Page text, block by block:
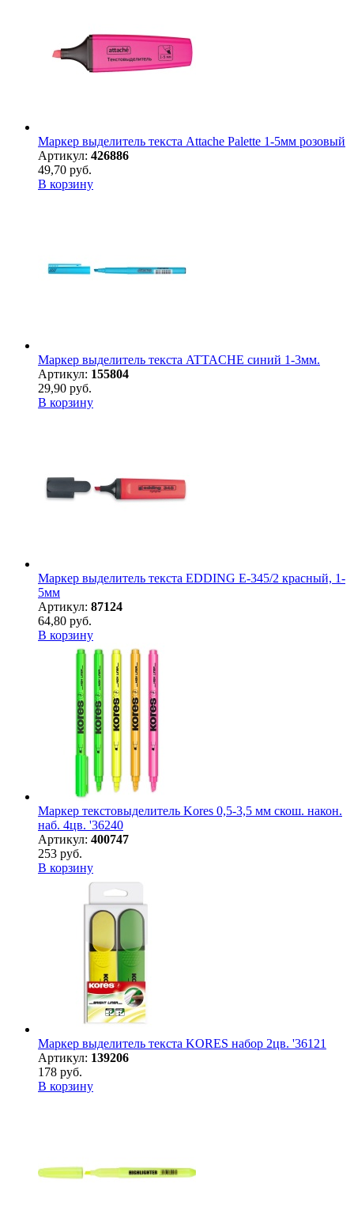
Маркер выделитель текста Attache Palette 1-5мм розовый
Артикул: 426886
49,70 руб.
В корзину
Маркер выделитель текста ATTACHE синий 1-3мм.
Артикул: 155804
29,90 руб.
В корзину
Маркер выделитель текста EDDING E-345/2 красный, 1-
5мм
Артикул: 87124
64,80 руб.
В корзину
Маркер текстовыделитель Kores 0,5-3,5 мм скош. након.
наб. 4цв. '36240
Артикул: 400747
253 руб.
В корзину
Маркер выделитель текста KORES набор 2цв. '36121
Артикул: 139206
178 руб.
В корзину